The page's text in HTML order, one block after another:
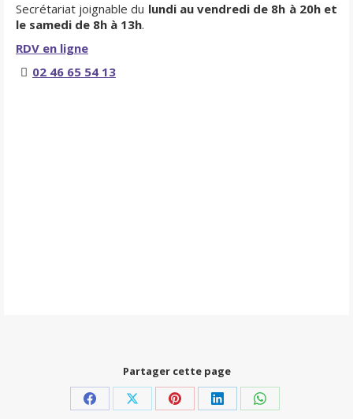
Secrétariat joignable du lundi au vendredi de 8h à 20h et
le samedi de 8h à 13h.
RDV en ligne
02 46 65 54 13
Partager cette page
PartagerPartagerPartagerPartagerPartager